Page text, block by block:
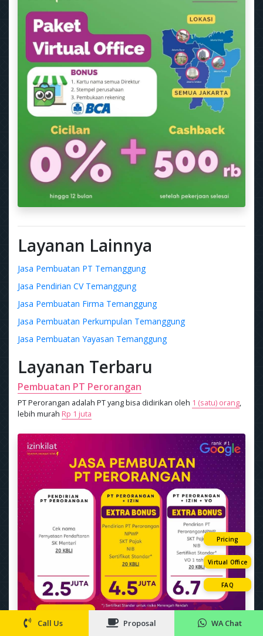
Layanan Lainnya
Jasa Pembuatan PT Temanggung
Jasa Pendirian CV Temanggung
Jasa Pembuatan Firma Temanggung
Jasa Pembuatan Perkumpulan Temanggung
Jasa Pembuatan Yayasan Temanggung
Layanan Terbaru
Pembuatan PT Perorangan
PT Perorangan adalah PT yang bisa didirikan oleh 1 (satu) orang,
lebih murah Rp 1 juta
Pricing
Virtual Office
FAQ
Call Us Proposal WA Chat